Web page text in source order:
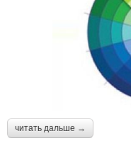
читать дальше →